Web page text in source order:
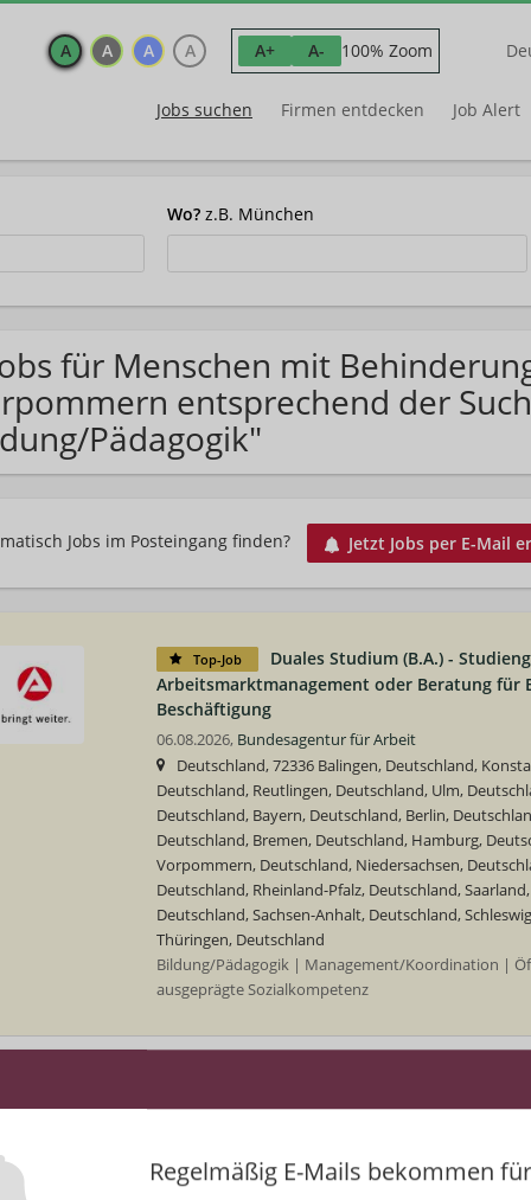
A A A A A+ A- 100% Zoom
Jobs suchen Firmen entdecken Job Alert
Wo? z.B. München
für Menschen mit
entsprechend der
Pädagogik"
Jobs im Posteingang finden? Jetzt Jobs per E-Mail
Regelmäßig E-Mails bekommen für
Top-Job
Duales Studium (B.A.) -
Arbeitsmarktmanagement oder Beratung für
Beschäftigung
06.08.2026, Bundesagentur für Arbeit
Deutschland, 72336 Balingen, Deutschland,
Deutschland, Reutlingen, Deutschland, Ulm,
Deutschland, Bayern, Deutschland, Berlin,
Deutschland, Bremen, Deutschland, Hamburg,
Vorpommern, Deutschland, Niedersachsen,
Deutschland, Rheinland-Pfalz, Deutschland,
Deutschland, Sachsen-Anhalt, Deutschland,
Thüringen, Deutschland
Bildung/Pädagogik | Management/Koordination |
ausgeprägte Sozialkompetenz
Duales Studium (B.A.) – Studiengang
Beratung für Bildung, Beruf und
Neubrandenburg, Deutschland
Bildung/Pädagogik | Öffentlicher Dienst